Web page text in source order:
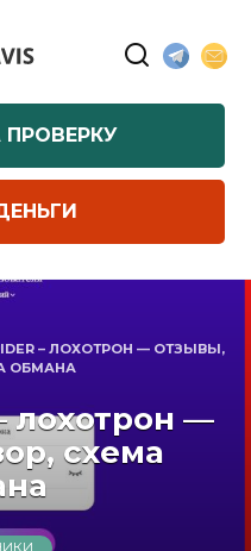
– ЛОХОТРОН — ОТЗЫВЫ,
ОБМАНА
лохотрон —
схема